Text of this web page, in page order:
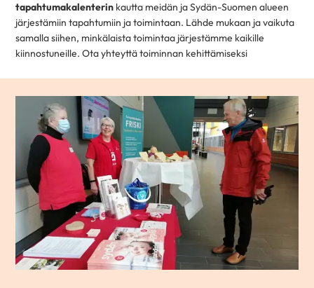
tapahtumakalenterin kautta meidän ja Sydän-Suomen alueen
järjestämiin tapahtumiin ja toimintaan. Lähde mukaan ja vaikuta
samalla siihen, minkälaista toimintaa järjestämme kaikille
kiinnostuneille. Ota yhteyttä toiminnan kehittämiseksi